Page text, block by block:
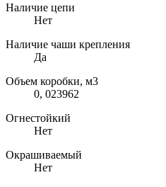
Наличие цепи
Нет
Наличие чаши крепления
Да
Объем коробки, м3
0, 023962
Огнестойкий
Нет
Окрашиваемый
Нет